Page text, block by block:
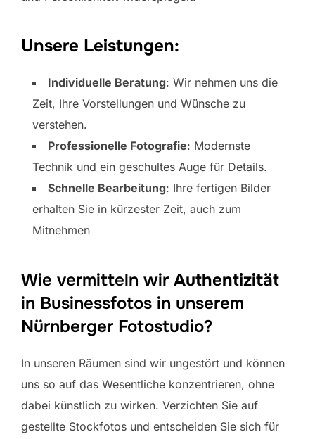
Unsere Leistungen:
Individuelle Beratung: Wir nehmen uns die
Zeit, Ihre Vorstellungen und Wünsche zu
verstehen.
Professionelle Fotografie: Modernste
Technik und ein geschultes Auge für Details.
Schnelle Bearbeitung: Ihre fertigen Bilder
erhalten Sie in kürzester Zeit, auch zum
Mitnehmen
Wie vermitteln wir Authentizität
in Businessfotos in unserem
Nürnberger Fotostudio?
In unseren Räumen sind wir ungestört und können
uns so auf das Wesentliche konzentrieren, ohne
dabei künstlich zu wirken. Verzichten Sie auf
gestellte Stockfotos und entscheiden Sie sich für